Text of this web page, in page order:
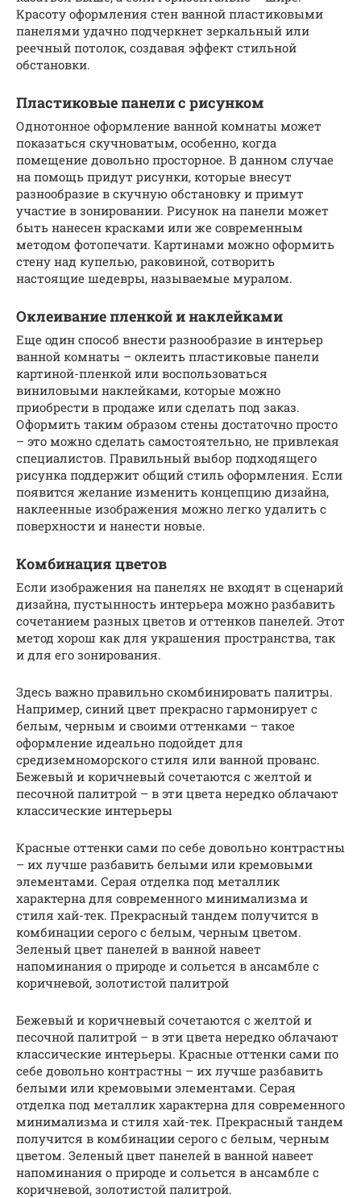
Красоту оформления стен ванной пластиковыми
панелями удачно подчеркнет зеркальный или
реечный потолок, создавая эффект стильной
обстановки.
Пластиковые панели с рисунком
Однотонное оформление ванной комнаты может
показаться скучноватым, особенно, когда
помещение довольно просторное. В данном случае
на помощь придут рисунки, которые внесут
разнообразие в скучную обстановку и примут
участие в зонировании. Рисунок на панели может
быть нанесен красками или же современным
методом фотопечати. Картинами можно оформить
стену над купелью, раковиной, сотворить
настоящие шедевры, называемые муралом.
Оклеивание пленкой и наклейками
Еще один способ внести разнообразие в интерьер
ванной комнаты – оклеить пластиковые панели
картиной-пленкой или воспользоваться
виниловыми наклейками, которые можно
приобрести в продаже или сделать под заказ.
Оформить таким образом стены достаточно просто
– это можно сделать самостоятельно, не привлекая
специалистов. Правильный выбор подходящего
рисунка поддержит общий стиль оформления. Если
появится желание изменить концепцию дизайна,
наклеенные изображения можно легко удалить с
поверхности и нанести новые.
Комбинация цветов
Если изображения на панелях не входят в сценарий
дизайна, пустынность интерьера можно разбавить
сочетанием разных цветов и оттенков панелей. Этот
метод хорош как для украшения пространства, так
и для его зонирования.
Здесь важно правильно скомбинировать палитры.
Например, синий цвет прекрасно гармонирует с
белым, черным и своими оттенками – такое
оформление идеально подойдет для
средиземноморского стиля или ванной прованс.
Бежевый и коричневый сочетаются с желтой и
песочной палитрой – в эти цвета нередко облачают
классические интерьеры
Красные оттенки сами по себе довольно контрастны
– их лучше разбавить белыми или кремовыми
элементами. Серая отделка под металлик
характерна для современного минимализма и
стиля хай-тек. Прекрасный тандем получится в
комбинации серого с белым, черным цветом.
Зеленый цвет панелей в ванной навеет
напоминания о природе и сольется в ансамбле с
коричневой, золотистой палитрой
Бежевый и коричневый сочетаются с желтой и
песочной палитрой – в эти цвета нередко облачают
классические интерьеры. Красные оттенки сами по
себе довольно контрастны – их лучше разбавить
белыми или кремовыми элементами. Серая
отделка под металлик характерна для современного
минимализма и стиля хай-тек. Прекрасный тандем
получится в комбинации серого с белым, черным
цветом. Зеленый цвет панелей в ванной навеет
напоминания о природе и сольется в ансамбле с
коричневой, золотистой палитрой.